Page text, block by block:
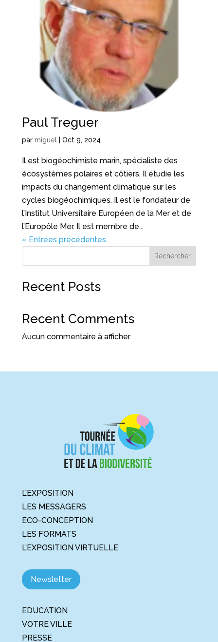
Paul Treguer
par miguel| Oct 9, 2024
Il est biogéochimiste marin, spécialiste des
écosystèmes polaires et côtiers. Il étudie les
impacts du changement climatique sur les
cycles biogéochimiques. Il est le fondateur de
l’Institut Universitaire Européen de la Mer et de
l’Europôle Mer. Il est membre de...
« Entrées précédentes
Rechercher
Recent Posts
Recent Comments
Aucun commentaire à afficher.
L’EXPOSITION
LES MESSAGERS
ECO-CONCEPTION
LES FORMATS
L’EXPOSITION VIRTUELLE
Newsletter
EDUCATION
VOTRE VILLE
PRESSE